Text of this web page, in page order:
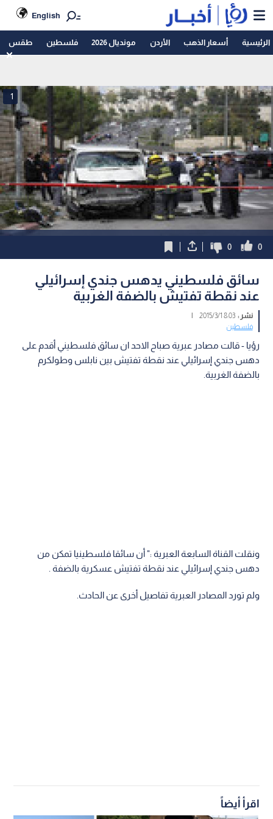
English
الرئيسية أسعار الذهب الأردن مونديال 2026 فلسطين طقس
1
0
0
سائق فلسطيني يدهس جندي إسرائيلي
عند نقطة تفتيش بالضفة الغربية
نشر :8:03 2015/3/1
|
فلسطين
رؤيا - قالت مصادر عبرية صباح الاحد ان سائق فلسطيني أقدم على
دهس جندي إسرائيلي عند نقطة تفتيش بين نابلس وطولكرم
بالضفة الغربية.
ونقلت القناة السابعة العبرية :" أن سائقا فلسطينيا تمكن من
دهس جندي إسرائيلي عند نقطة تفتيش عسكرية بالضفة .
ولم تورد المصادر العبرية تفاصيل أخرى عن الحادث.
اقرأ أيضاً